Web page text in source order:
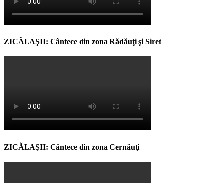
ZICĂLAŞII: Cântece din zona Rădăuţi şi Siret
ZICĂLAŞII: Cântece din zona Cernăuţi